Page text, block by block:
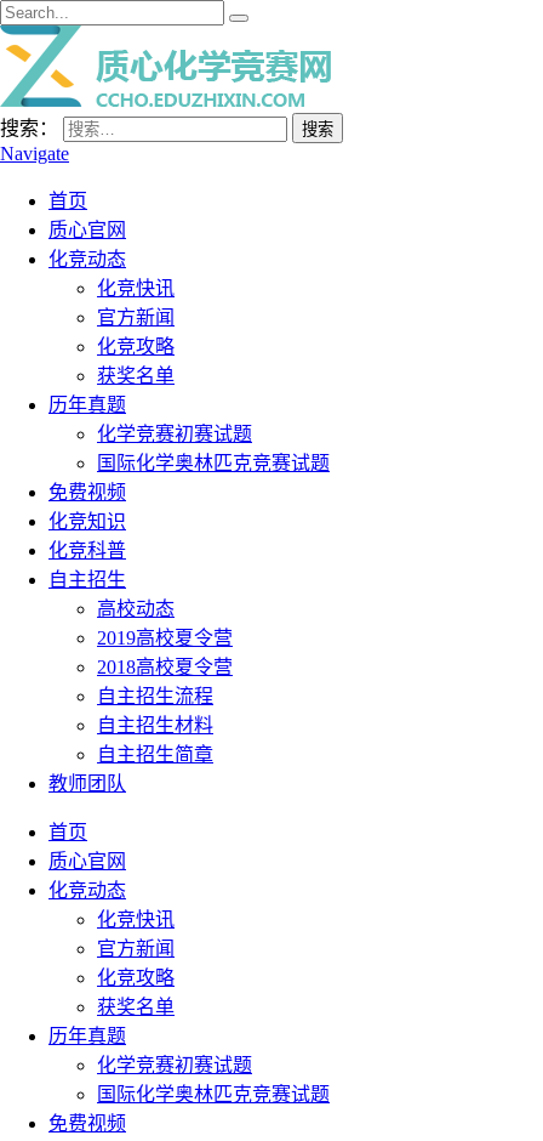
搜索：
Navigate
首页
质心官网
化竞动态
化竞快讯
官方新闻
化竞攻略
获奖名单
历年真题
化学竞赛初赛试题
国际化学奥林匹克竞赛试题
免费视频
化竞知识
化竞科普
自主招生
高校动态
2019高校夏令营
2018高校夏令营
自主招生流程
自主招生材料
自主招生简章
教师团队
首页
质心官网
化竞动态
化竞快讯
官方新闻
化竞攻略
获奖名单
历年真题
化学竞赛初赛试题
国际化学奥林匹克竞赛试题
免费视频